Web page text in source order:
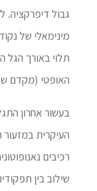
גבול דיפרקציה.
מינימאלי של
תלוי באורך הגל
האופטי (מקדם
בעשור אחרון
העיקרית במזעור
שילוב בין